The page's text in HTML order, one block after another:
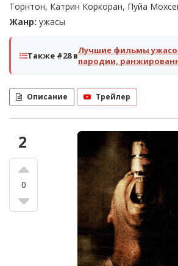
Торнтон, Катрин Коркоран, Пуйа
Жанр: ужасы
Также #28 вЛучшие фильмы
пародии,
Описание Трейлер
2
0